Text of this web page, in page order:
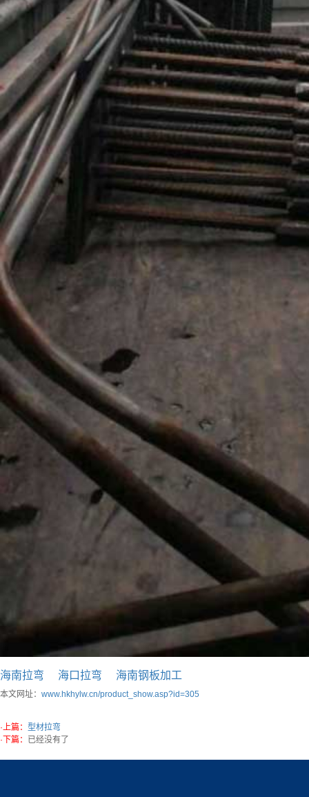
海南拉弯 海口拉弯 海南钢板加工
本文网址： www.hkhylw.cn/product_show.asp?id=305
·上篇： 型材拉弯
·下篇： 已经没有了